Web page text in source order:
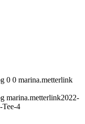
0 0 marina.metterlink
marina.metterlink2022-
Tee-4